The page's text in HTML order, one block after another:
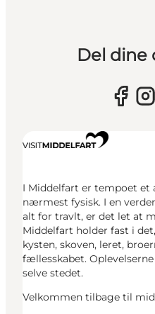
Del dine
I Middelfart er tempoet et
nærmest fysisk. I en
alt for travlt, er det let at
Middelfart holder fast i
kysten, skoven, leret,
fællesskabet.
selve stedet.
Velkommen tilbage til